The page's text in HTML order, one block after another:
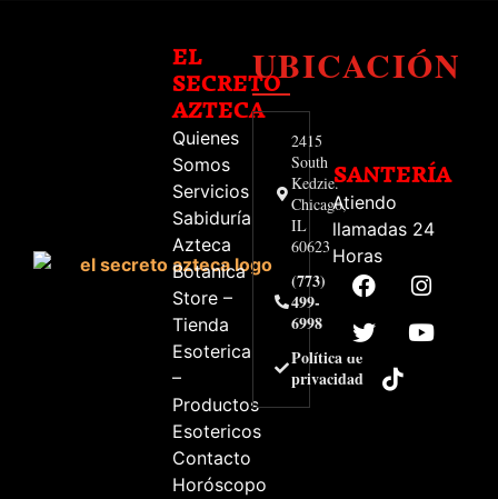
EL
SECRETO
AZTECA
Quienes
Somos
Servicios
Sabiduría
Azteca
Botanica
Store –
Tienda
Esoterica
–
Productos
Esotericos
Contacto
Horóscopo
UBICACIÓN
2415
South
Kedzie.
Chicago,
IL
60623
(773)
499-
6998
Política de
privacidad
SANTERÍA
Atiendo
llamadas 24
Horas